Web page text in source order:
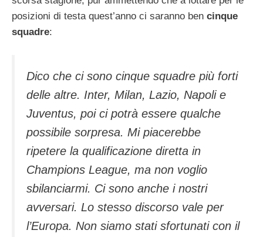
posizioni di testa quest’anno ci saranno ben cinque
squadre:
Dico che ci sono cinque squadre più forti
delle altre. Inter, Milan, Lazio, Napoli e
Juventus, poi ci potrà essere qualche
possibile sorpresa. Mi piacerebbe
ripetere la qualificazione diretta in
Champions League, ma non voglio
sbilanciarmi. Ci sono anche i nostri
avversari. Lo stesso discorso vale per
l’Europa. Non siamo stati sfortunati con il